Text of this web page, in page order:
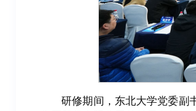
研修期间，东北大学党委副